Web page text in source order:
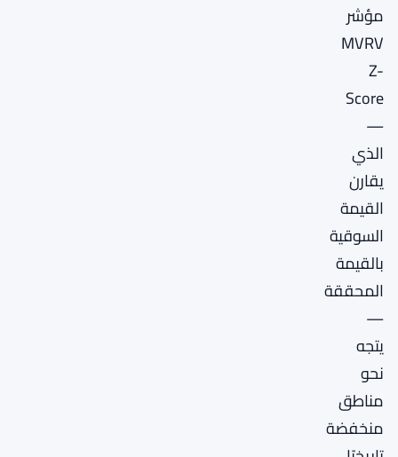
مؤشر
MVRV
Z-
Score
—
الذي
يقارن
القيمة
السوقية
بالقيمة
المحققة
—
يتجه
نحو
مناطق
منخفضة